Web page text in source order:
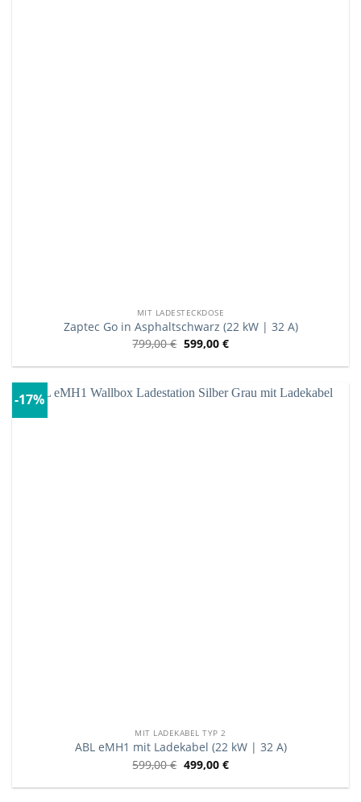
MIT LADESTECKDOSE
Zaptec Go in Asphaltschwarz (22 kW | 32 A)
799,00€ 599,00 €
-17%
MIT LADEKABEL TYP 2
ABL eMH1 mit Ladekabel (22 kW | 32 A)
599,00€ 499,00 €